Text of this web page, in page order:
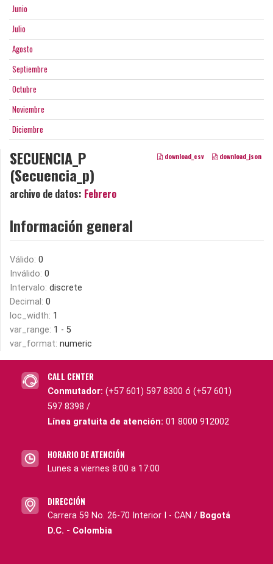
Junio
Julio
Agosto
Septiembre
Octubre
Noviembre
Diciembre
download_csv download_json
SECUENCIA_P
(Secuencia_p)
archivo de datos: Febrero
Información general
Válido: 0
Inválido: 0
Intervalo: discrete
Decimal: 0
loc_width: 1
var_range: 1 - 5
var_format: numeric
CALL CENTER
Conmutador: (+57 601) 597 8300 ó (+57 601)
597 8398 /
Línea gratuita de atención: 01 8000 912002
HORARIO DE ATENCIÓN
Lunes a viernes 8:00 a 17:00
DIRECCIÓN
Carrera 59 No. 26-70 Interior I - CAN / Bogotá
D.C. - Colombia